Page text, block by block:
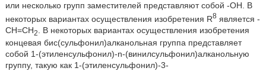
или несколько групп заместителей представляют собой -OH. В
некоторых вариантах осуществления изобретения R8является -
CH=CH2
. В некоторых вариантах осуществления изобретения
концевая бис(сульфонил)алканольная группа представляет
собой 1-(этиленсульфонил)-n-(винилсульфонил)алканольную
группу, такую как 1-(этиленсульфонил)-3-